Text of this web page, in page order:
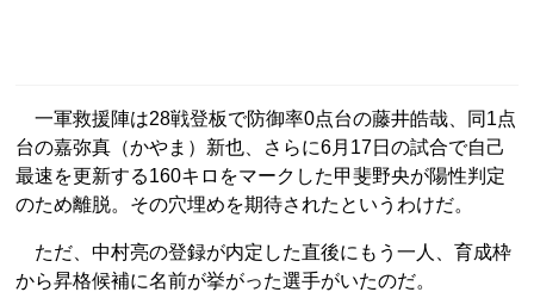
一軍救援陣は28戦登板で防御率0点台の藤井皓哉、同1点
台の嘉弥真（かやま）新也、さらに6月17日の試合で自己
最速を更新する160キロをマークした甲斐野央が陽性判定
のため離脱。その穴埋めを期待されたというわけだ。
ただ、中村亮の登録が内定した直後にもう一人、育成枠
から昇格候補に名前が挙がった選手がいたのだ。